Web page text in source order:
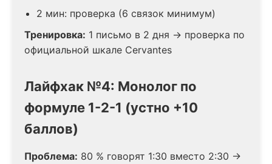
2 мин: проверка (6 связок минимум)
Тренировка: 1 письмо в 2 дня → проверка по
официальной шкале Cervantes
Лайфхак №4: Монолог по
формуле 1-2-1 (устно +10
баллов)
Проблема: 80 % говорят 1:30 вместо 2:30 →